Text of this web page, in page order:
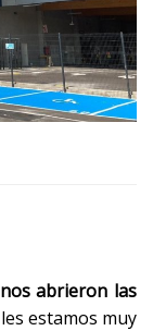
abrieron las
estamos muy